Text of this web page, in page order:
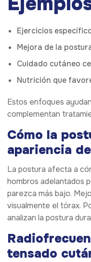
Ejercicios
Mejora de la
Cuidado cutáneo
Nutrición que
Estos enfoques
complementan
Cómo la
apariencia
La postura afecta a
hombros adelantados
parezca más bajo.
visualmente el tórax.
analizan la postura
tensado